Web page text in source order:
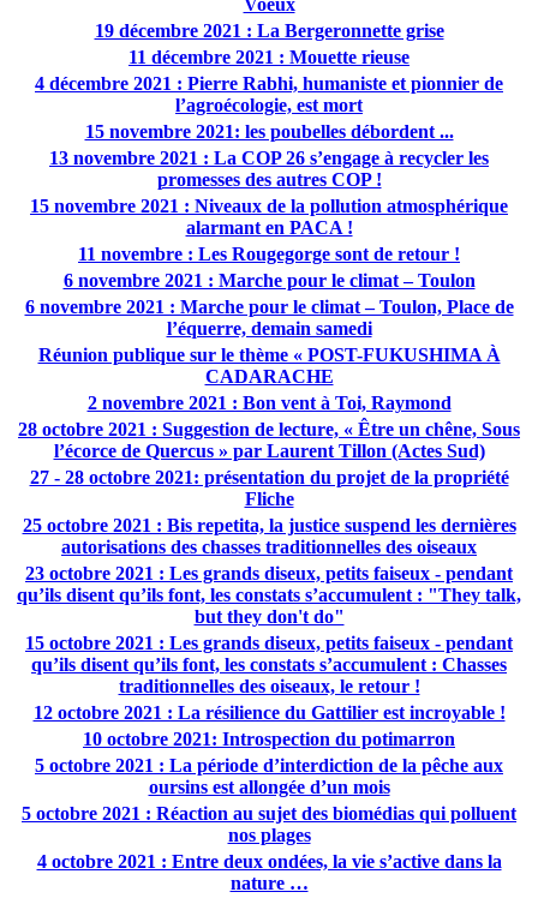
Voeux
19 décembre 2021 : La Bergeronnette grise
11 décembre 2021 : Mouette rieuse
4 décembre 2021 : Pierre Rabhi, humaniste et pionnier de
l’agroécologie, est mort
15 novembre 2021: les poubelles débordent ...
13 novembre 2021 : La COP 26 s’engage à recycler les
promesses des autres COP !
15 novembre 2021 : Niveaux de la pollution atmosphérique
alarmant en PACA !
11 novembre : Les Rougegorge sont de retour !
6 novembre 2021 : Marche pour le climat – Toulon
6 novembre 2021 : Marche pour le climat – Toulon, Place de
l’équerre, demain samedi
Réunion publique sur le thème « POST-FUKUSHIMA À
CADARACHE
2 novembre 2021 : Bon vent à Toi, Raymond
28 octobre 2021 : Suggestion de lecture, « Être un chêne, Sous
l’écorce de Quercus » par Laurent Tillon (Actes Sud)
27 - 28 octobre 2021: présentation du projet de la propriété
Fliche
25 octobre 2021 : Bis repetita, la justice suspend les dernières
autorisations des chasses traditionnelles des oiseaux
23 octobre 2021 : Les grands diseux, petits faiseux - pendant
qu’ils disent qu’ils font, les constats s’accumulent : "They talk,
but they don't do"
15 octobre 2021 : Les grands diseux, petits faiseux - pendant
qu’ils disent qu’ils font, les constats s’accumulent : Chasses
traditionnelles des oiseaux, le retour !
12 octobre 2021 : La résilience du Gattilier est incroyable !
10 octobre 2021: Introspection du potimarron
5 octobre 2021 : La période d’interdiction de la pêche aux
oursins est allongée d’un mois
5 octobre 2021 : Réaction au sujet des biomédias qui polluent
nos plages
4 octobre 2021 : Entre deux ondées, la vie s’active dans la
nature …